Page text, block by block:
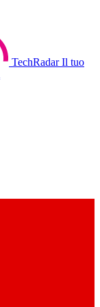
TechRadar Il tuo